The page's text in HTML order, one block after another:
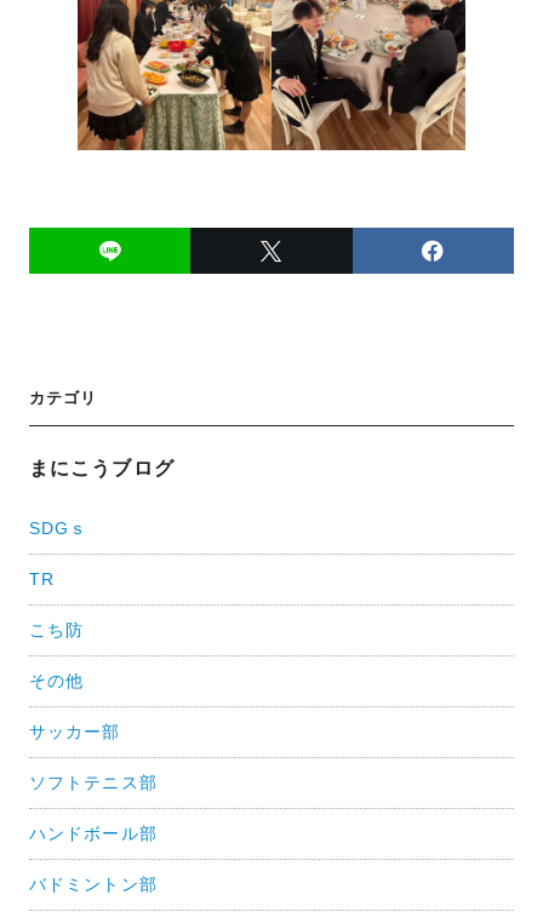
投
稿
ナ
ゲ
ー
シ
ョ
ン
カテゴリ
まにこうブログ
SDGｓ
TR
こち防
その他
サッカー部
ソフトテニス部
ハンドボール部
バドミントン部